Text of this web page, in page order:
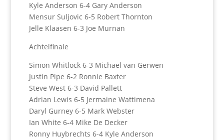
Kyle Anderson 6-4 Gary Anderson
Mensur Suljovic 6-5 Robert Thornton
Jelle Klaasen 6-3 Joe Murnan
Achtelfinale
Simon Whitlock 6-3 Michael van Gerwen
Justin Pipe 6-2 Ronnie Baxter
Steve West 6-3 David Pallett
Adrian Lewis 6-5 Jermaine Wattimena
Daryl Gurney 6-5 Mark Webster
Ian White 6-4 Mike De Decker
Ronny Huybrechts 6-4 Kyle Anderson